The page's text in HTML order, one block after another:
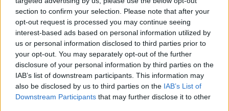
section to confirm your selection. Please note that after your
opt-out request is processed you may continue seeing
interest-based ads based on personal information utilized by
us or personal information disclosed to third parties prior to
your opt-out. You may separately opt-out of the further
disclosure of your personal information by third parties on the
IAB’s list of downstream participants. This information may
also be disclosed by us to third parties on the IAB’s List of
Downstream Participants that may further disclose it to other
Internazionale / Agenzia ICE. Info Mercati esteri
Magyar Nemzeti Bank (MNB). (2026). Bilancia dei
pagamenti e posizione degli investimenti internazionali.
Budapest: MNB.
https://www.mnb.hu/en/statistics/statistical-data-and-
information/statistical-data/external-sector-statistics
Ufficio Nazionale di Ricerca, Sviluppo e Innovazione
(NKFIH). (2021). La Strategia di Ricerca, Sviluppo e
Innovazione dell’Ungheria (2021-2030). Budapest:
NKFIH. https://nkfih.gov.hu/english/research-
development-innovation-strategy